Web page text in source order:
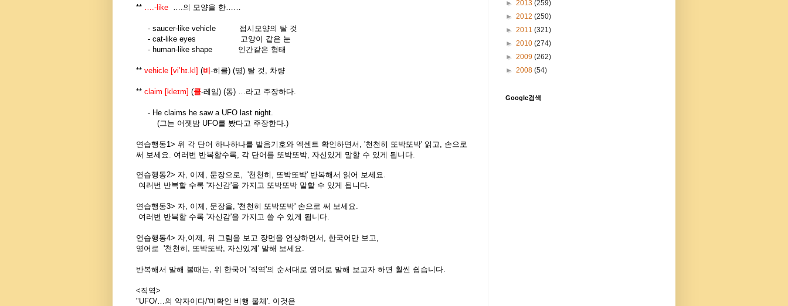
** ….-like 의 모양을 한
- saucer-like vehicle 접시모양의 탈 것
- cat-like eyes
고양이 같은 눈
- human-like shape 인간같은 형태
** vehicle [vi’hɪ.kl] (비 -히클) (명) 탈 것 차량
** claim [kleɪm] (클-레임) (동) … 라고 주장하다
- He claims he saw a UFO last night.
(그는 어젯밤 UFO를 봤다고 주장한다 .)
연습행동1> 위 각 단어 하나하나를 발음기호와 엑센트 확인하면서, '천천히 또박또박' 읽고, 손으로
써 보세요. 여러번 반복할수록, 각 단어를 또박또박, 자신있게 말할 수 있게 됩니다.
연습행동2> 자, 이제, 문장으로, '천천히, 또박또박' 반복해서 읽어 보세요.
여러번 반복할 수록 '자신감'을 가지고 또박또박 말할 수 있게 됩니다.
연습행동3> 자, 이제, 문장을, '천천히 또박또박' 손으로 써 보세요.
여러번 반복할 수록 '자신감'을 가지고 쓸 수 있게 됩니다.
연습행동4> 자,이제, 위 그림을 보고 장면을 연상하면서, 한국어만 보고,
영어로 '천천히, 또박또박, 자신있게' 말해 보세요.
반복해서 말해 볼때는, 위 한국어 '직역'의 순서대로 영어로 말해 보고자 하면 훨씬 쉽습니다.
<직역>
"UFO/…의 약자이다/'미확인 비행 물체'. 이것은
► 2013 (259)
► 2012 (250)
► 2011 (321)
► 2010 (274)
► 2009 (262)
► 2008 (54)
Google검색